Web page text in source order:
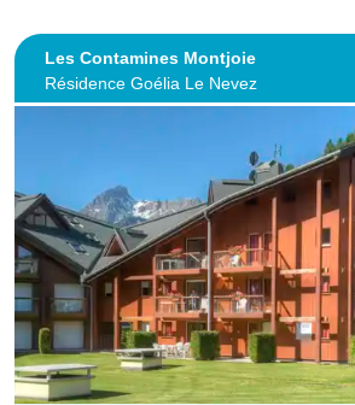
Les Contamines Montjoie
Résidence Goélia Le Nevez